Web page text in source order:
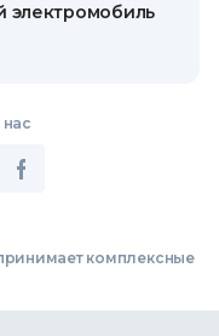
электромобиль
комплексные